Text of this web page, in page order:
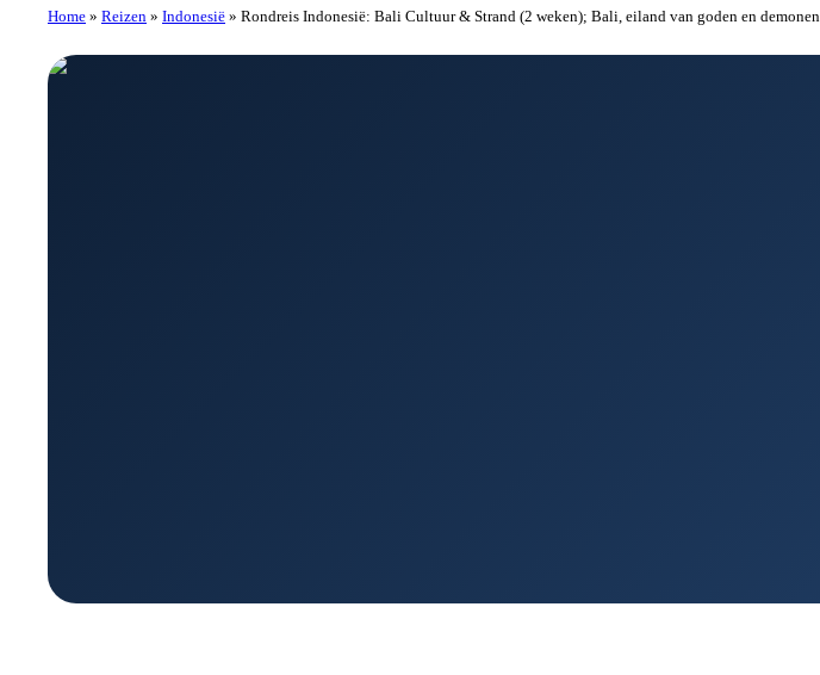
Home » Reizen » Indonesië » Rondreis Indonesië: Bali Cultuur & Strand (2 weken); Bali, eiland van goden en demonen